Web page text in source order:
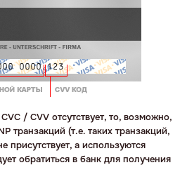
/ CVV отсутствует, то, возможно,
транзакций (т.е. таких транзакций,
присутствует, а используются
обратиться в банк для получения